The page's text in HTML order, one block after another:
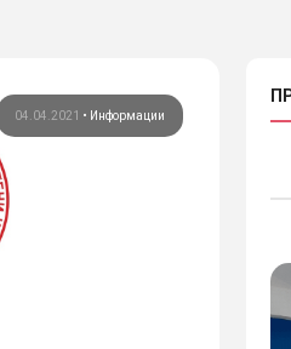
04.04.2021 • Информации